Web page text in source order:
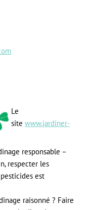
Le
site www.jardiner-
responsable –
respecter les
est
raisonné ? Faire